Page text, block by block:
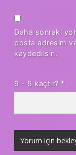
Daha sonraki
posta adresim
kaydedilsin.
9 - 5 kaçtır? *